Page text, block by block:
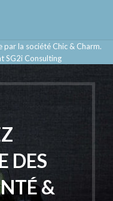
la société Chic & Charm.
SG2i Consulting
DES
&